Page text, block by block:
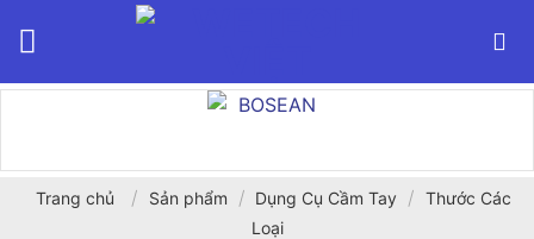
Trang chủ / Sản phẩm / Dụng Cụ Cầm Tay / Thước Các
Loại